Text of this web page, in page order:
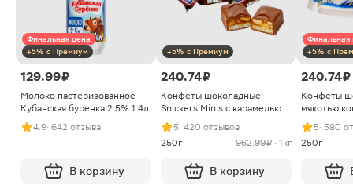
Финальная цена
+5% с Премиум
129.99 ₽
Молоко пастеризованное
Кубанская буренка 2.5% 1.4л
4.9· 642 отзыва
В корзину
+5% с Премиум
240.74 ₽
Конфеты шоколадные
Snickers Minis с карамелью
арахисом и нугой
5· 420 отзывов
250г
962.99 ₽ · 1кг
В корзину
Финальная
+5% с
240.74 ₽
Конфеты
мякотью
5· 580
250г